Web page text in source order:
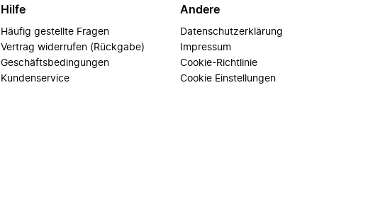
Hilfe
Häufig gestellte Fragen
Vertrag widerrufen (Rückgabe)
Geschäftsbedingungen
Kundenservice
Andere
Datenschutzerklärung
Impressum
Cookie-Richtlinie
Cookie Einstellungen